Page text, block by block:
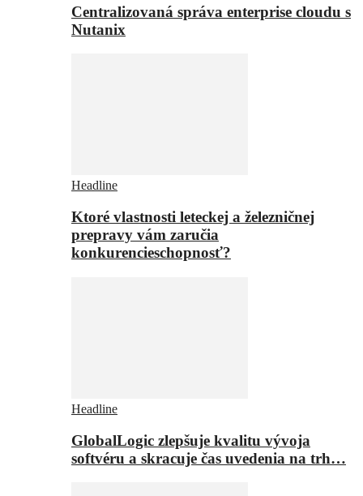
Centralizovaná správa enterprise cloudu s
Nutanix
Headline
Ktoré vlastnosti leteckej a železničnej
prepravy vám zaručia
konkurencieschopnosť?
Headline
GlobalLogic zlepšuje kvalitu vývoja
softvéru a skracuje čas uvedenia na trh…